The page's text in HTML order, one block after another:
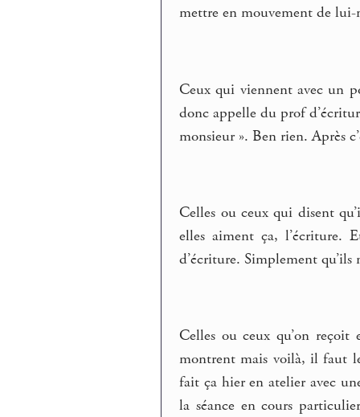
mettre en mouvement de lui-
Ceux qui viennent avec un
donc appelle du prof
monsieur ». Ben rien. Après
Celles ou ceux qui disent
elles aiment ça, l’écriture.
d’écriture. Simplement
Celles ou ceux qu’on
montrent mais voilà, il faut
fait ça hier en atelier avec
la séance en cours